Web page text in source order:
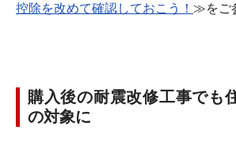
控除を改めて確認しておこう！ ≫をご
購入後の耐震改修工事でも
の対象に